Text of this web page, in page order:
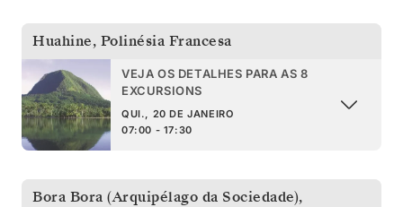
Huahine, Polinésia Francesa
VEJA OS DETALHES PARA AS 8
EXCURSIONS
QUI., 20 DE JANEIRO
07:00 - 17:30
Bora Bora (Arquipélago da Sociedade),